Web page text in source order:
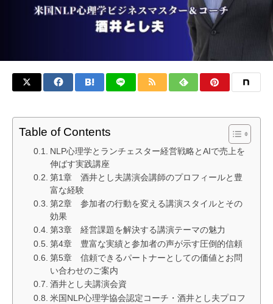
Table of Contents
NLP心理学とランチェスター経営戦略とAIで売上を
伸ばす実践講座
第1章 酒井とし夫講演会講師のプロフィールと豊
富な経験
第2章 参加者の行動を変える講演スタイルとその
効果
第3章 経営課題を解決する講演テーマの魅力
第4章 豊富な実績と参加者の声が示す圧倒的信頼
第5章 信頼できるパートナーとしての価値とお問
い合わせのご案内
酒井とし夫講演会資
米国NLP心理学協会認定コーチ・酒井とし夫プロフ